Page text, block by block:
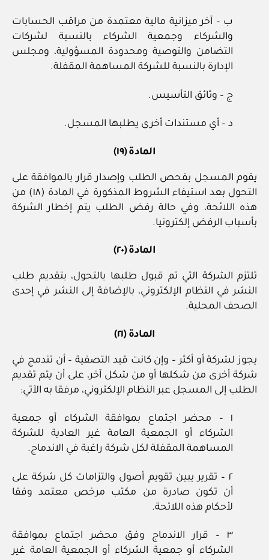
ب – آخر ميزانية مالية معتمدة من مراقب الحسابات
والشركاء وجمعية الشركاء بالنسبة لشركات
التضامن والتوصية ومحدودة المسؤولية، ومجلس
الإدارة بالنسبة للشركة المساهمة المقفلة.
ج – وثائق التأسيس.
د – أي مستندات أخرى يطلبها المسجل.
المادة (١٩)
يقوم المسجل بفحص الطلب وإصدار قرار بالموافقة على
التحول بعد استيفاء الشروط المذكورة في المادة (١٨) من
هذه اللائحة، وفي حالة رفض الطلب يتم إخطار الشركة
بأسباب الرفض إلكترونيا.
المادة (٢٠)
تلتزم الشركة التي تم قبول طلبها بالتحول، بتقديم طلب
النشر في النظام الإلكتروني، بالإضافة إلى النشر في إحدى
الصحف المحلية.
المادة (٢١)
يجوز لشركة أو أكثر – وإن كانت قيد التصفية – أن تندمج في
شركة أخرى من شكلها أو من شكل آخر، على أن يتم تقديم
الطلب إلى المسجل عبر النظام الإلكتروني، مرفقا به الآتي:
١ – محضر اجتماع بموافقة الشركاء أو جمعية
الشركاء أو الجمعية العامة غير العادية للشركة
المساهمة المقفلة لكل شركة راغبة في الاندماج.
٢ – تقرير يبين تقويم أصول والتزامات كل شركة على
أن تكون صادرة من مكتب مرخص معتمد وفقا
لأحكام هذه اللائحة.
٣ – قرار الاندماج وفق محضر اجتماع بموافقة
الشركاء أو جمعية الشركاء أو الجمعية العامة غير